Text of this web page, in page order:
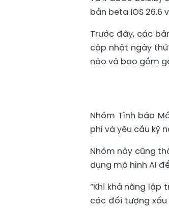
bản beta iOS 26.6
Trước đây, các
cập nhật ngày
nào và bao gồm
Nhóm Tình báo
phí và yêu cầu kỹ
Nhóm này cũng
dụng mô hình AI
“Khi khả năng
các đối tượng